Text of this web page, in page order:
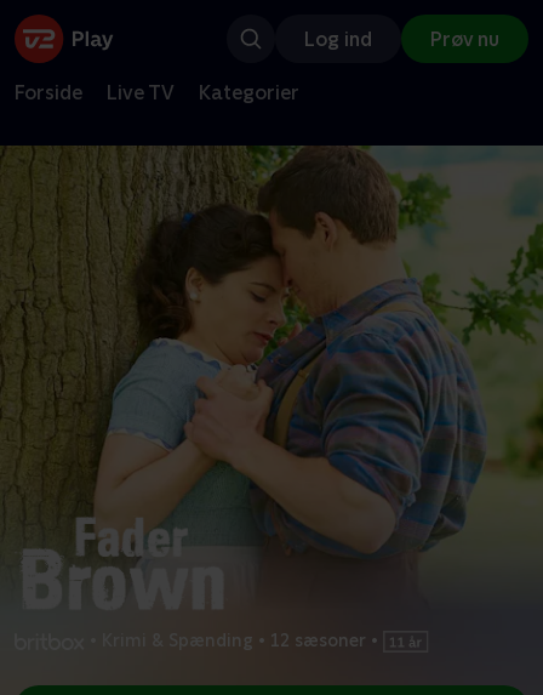
Log ind Prøv nu
Forside Live TV Kategorier
Krimi & Spænding • 12 sæsoner •